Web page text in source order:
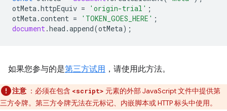
otMeta.httpEquiv = 'origin-trial' ;
otMeta.content = 'TOKEN_GOES_HERE' ;
document.head .append(otMeta);
如果您参与的是第三方试用 ，请使用此方法。
注意 ：必须在包含 <script> 元素的外部 JavaScript 文件中提供第
三方令牌。第三方令牌无法在元标记、内嵌脚本或 HTTP 标头中使用。